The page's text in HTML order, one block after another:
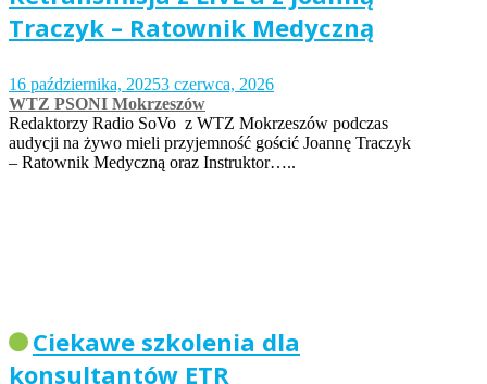
Traczyk – Ratownik Medyczną
16 października, 20253 czerwca, 2026
WTZ PSONI Mokrzeszów
Redaktorzy Radio SoVo z WTZ Mokrzeszów podczas
audycji na żywo mieli przyjemność gościć Joannę Traczyk
– Ratownik Medyczną oraz Instruktor…..
Ciekawe szkolenia dla
konsultantów ETR